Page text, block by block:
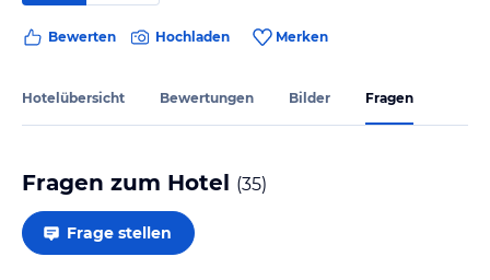
Bewerten Hochladen Merken
Hotelübersicht Bewertungen Bilder Fragen
Fragen zum Hotel (35)
Frage stellen